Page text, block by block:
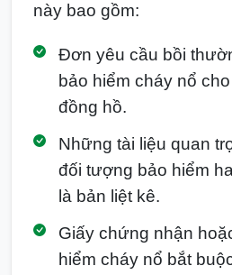
này bao gồm:
Đơn yêu cầu bồi
bảo hiểm cháy nổ
đồng hồ.
Những tài liệu quan
đối tượng bảo hiểm
là bản liệt kê.
Giấy chứng nhận
hiểm cháy nổ bắt